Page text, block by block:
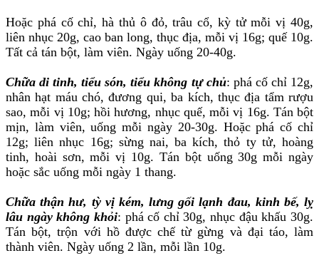
Hoặc phá cố chỉ, hà thủ ô đỏ, trâu cổ, kỳ tử mỗi vị 40g,
liên nhục 20g, cao ban long, thục địa, mỗi vị 16g; quế 10g.
Tất cả tán bột, làm viên. Ngày uống 20-40g.
Chữa di tinh, tiểu són, tiểu không tự chủ: phá cố chỉ 12g,
nhân hạt máu chó, đương qui, ba kích, thục địa tẩm rượu
sao, mỗi vị 10g; hồi hương, nhục quế, mỗi vị 16g. Tán bột
mịn, làm viên, uống mỗi ngày 20-30g. Hoặc phá cố chỉ
12g; liên nhục 16g; sừng nai, ba kích, thỏ ty tử, hoàng
tinh, hoài sơn, mỗi vị 10g. Tán bột uống 30g mỗi ngày
hoặc sắc uống mỗi ngày 1 thang.
Chữa thận hư, tỳ vị kém, lưng gối lạnh đau, kinh bế, lỵ
lâu ngày không khỏi: phá cố chỉ 30g, nhục đậu khấu 30g.
Tán bột, trộn với hồ được chế từ gừng và đại táo, làm
thành viên. Ngày uống 2 lần, mỗi lần 10g.